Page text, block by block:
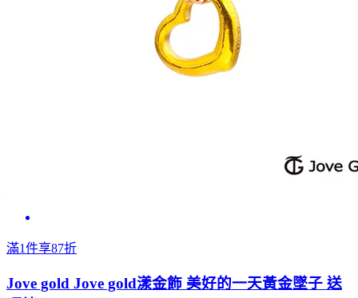
滿1件享87折
Jove gold Jove gold漾金飾 美好的一天黃金墜子 送